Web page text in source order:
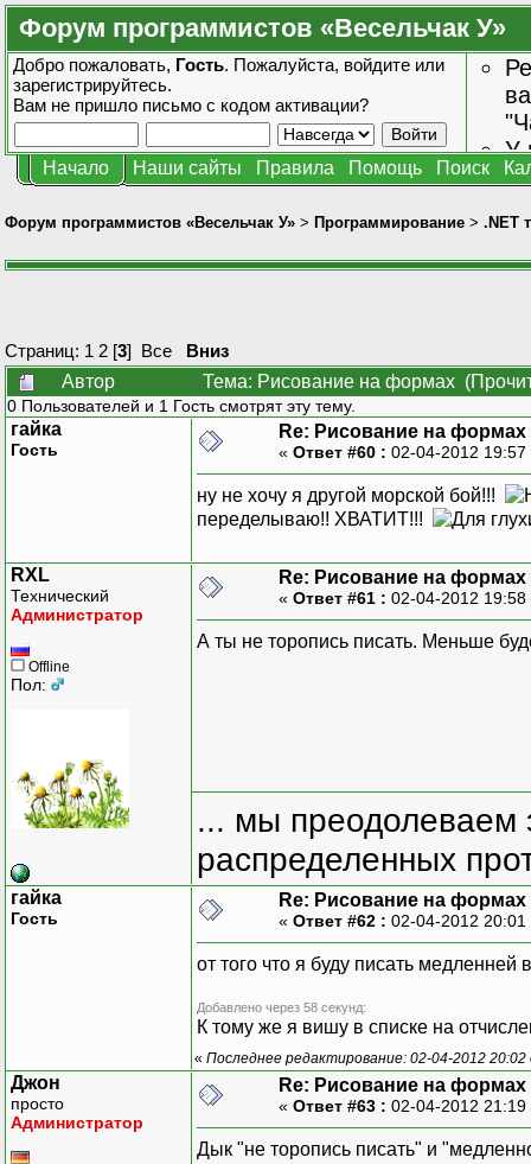
Форум программистов «Весельчак У»
Добро пожаловать, Гость. Пожалуйста, войдите или
зарегистрируйтесь.
Вам не пришло письмо с кодом активации?
У
Начало Наши сайты Правила Помощь Поиск
Форум программистов «Весельчак У» > Программирование > .NET
Страниц: 1 2 [3] Все
Вниз
Автор
Тема: Рисование на формах
0 Пользователей и 1 Гость смотрят эту тему.
гайка
Гость
Re: Рисование на формах
« Ответ #60 : 02-04-2012
ну не хочу я другой морской бой!!!
переделываю!! ХВАТИТ!!!
RXL
Технический
Администратор
Offline
Пол:
Re: Рисование на формах
« Ответ #61 : 02-04-2012
А ты не торопись писать. Меньше
... мы преодолеваем
распределенных
гайка
Гость
Re: Рисование на формах
« Ответ #62 : 02-04-2012
от того что я буду писать
Добавлено через 58 секунд:
К тому же я вишу в списке на
« Последнее редактирование: 02-04-2012 20:02
Джон
просто
Администратор
Re: Рисование на формах
« Ответ #63 : 02-04-2012
Дык "не торопись писать" и